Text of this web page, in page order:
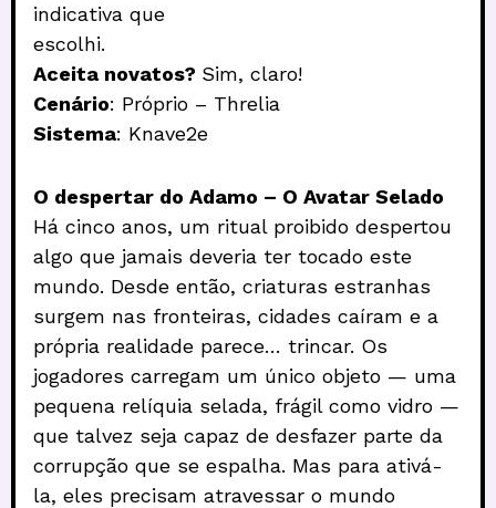
indicativa que
escolhi.
Aceita novatos? Sim, claro!
Cenário: Próprio – Threlia
Sistema: Knave2e
O despertar do Adamo – O Avatar Selado
Há cinco anos, um ritual proibido despertou
algo que jamais deveria ter tocado este
mundo. Desde então, criaturas estranhas
surgem nas fronteiras, cidades caíram e a
própria realidade parece… trincar. Os
jogadores carregam um único objeto — uma
pequena relíquia selada, frágil como vidro —
que talvez seja capaz de desfazer parte da
corrupção que se espalha. Mas para ativá-
la, eles precisam atravessar o mundo